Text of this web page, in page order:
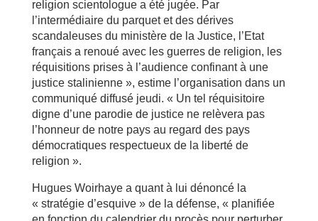
religion scientologue a été jugée. Par
l’intermédiaire du parquet et des dérives
scandaleuses du ministère de la Justice, l’Etat
français a renoué avec les guerres de religion, les
réquisitions prises à l’audience confinant à une
justice stalinienne », estime l’organisation dans un
communiqué diffusé jeudi. « Un tel réquisitoire
digne d’une parodie de justice ne relèvera pas
l’honneur de notre pays au regard des pays
démocratiques respectueux de la liberté de
religion ».
Hugues Woirhaye a quant à lui dénoncé la
« stratégie d’esquive » de la défense, « planifiée